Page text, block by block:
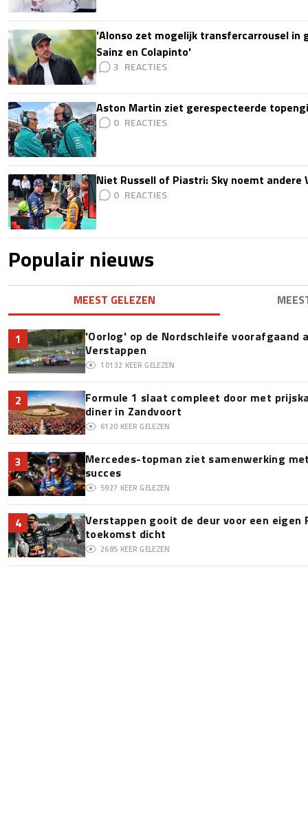
'Alonso zet mogelijk transfercarrousel in
Sainz en Colapinto'
3
Aston Martin ziet gerespecteerde
0
Niet Russell of Piastri: Sky noemt
0
Populair nieuws
MEEST GELEZEN
1
'Oorlog' op de Nordschleife voorafgaand
Verstappen
10132 KEER GELEZEN
2
Formule 1 slaat compleet door met
diner in Zandvoort
6120 KEER GELEZEN
3
Mercedes-topman ziet samenwerking
succes
5927 KEER GELEZEN
4
Verstappen gooit de deur voor een eigen
toekomst dicht
2685 KEER GELEZEN